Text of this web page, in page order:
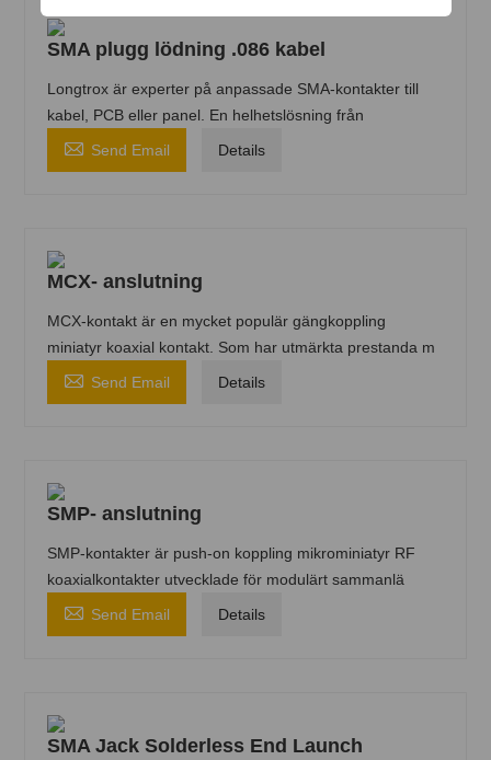
SMA plugg lödning .086 kabel
Longtrox är experter på anpassade SMA-kontakter till
kabel, PCB eller panel. En helhetslösning från
 Send Email Details
MCX- anslutning
MCX-kontakt är en mycket populär gängkoppling
miniatyr koaxial kontakt. Som har utmärkta prestanda m
 Send Email Details
SMP- anslutning
SMP-kontakter är push-on koppling mikrominiatyr RF
koaxialkontakter utvecklade för modulärt sammanlä
 Send Email Details
SMA Jack Solderless End Launch